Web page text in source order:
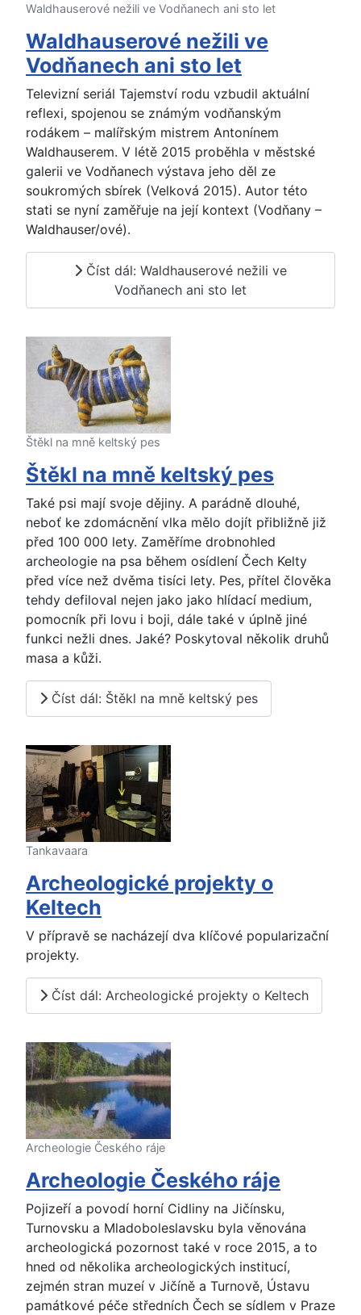
Waldhauserové nežili ve Vodňanech ani sto let
Waldhauserové nežili ve
Vodňanech ani sto let
Televizní seriál Tajemství rodu vzbudil aktuální
reflexi, spojenou se známým vodňanským
rodákem – malířským mistrem Antonínem
Waldhauserem. V létě 2015 proběhla v městské
galerii ve Vodňanech výstava jeho děl ze
soukromých sbírek (Velková 2015). Autor této
stati se nyní zaměřuje na její kontext (Vodňany –
Waldhauser/ové).
Číst dál: Waldhauserové nežili ve
Vodňanech ani sto let
Štěkl na mně keltský pes
Štěkl na mně keltský pes
Také psi mají svoje dějiny. A parádně dlouhé,
neboť ke zdomácnění vlka mělo dojít přibližně již
před 100 000 lety. Zaměříme drobnohled
archeologie na psa během osídlení Čech Kelty
před více než dvěma tisíci lety. Pes, přítel člověka
tehdy defiloval nejen jako jako hlídací medium,
pomocník při lovu i boji, dále také v úplně jiné
funkci nežli dnes. Jaké? Poskytoval několik druhů
masa a kůži.
Číst dál: Štěkl na mně keltský pes
Tankavaara
Archeologické projekty o
Keltech
V přípravě se nacházejí dva klíčové popularizační
projekty.
Číst dál: Archeologické projekty o Keltech
Archeologie Českého ráje
Archeologie Českého ráje
Pojizeří a povodí horní Cidliny na Jičínsku,
Turnovsku a Mladoboleslavsku byla věnována
archeologická pozornost také v roce 2015, a to
hned od několika archeologických institucí,
zejmén stran muzeí v Jičíně a Turnově, Ústavu
památkové péče středních Čech se sídlem v Praze